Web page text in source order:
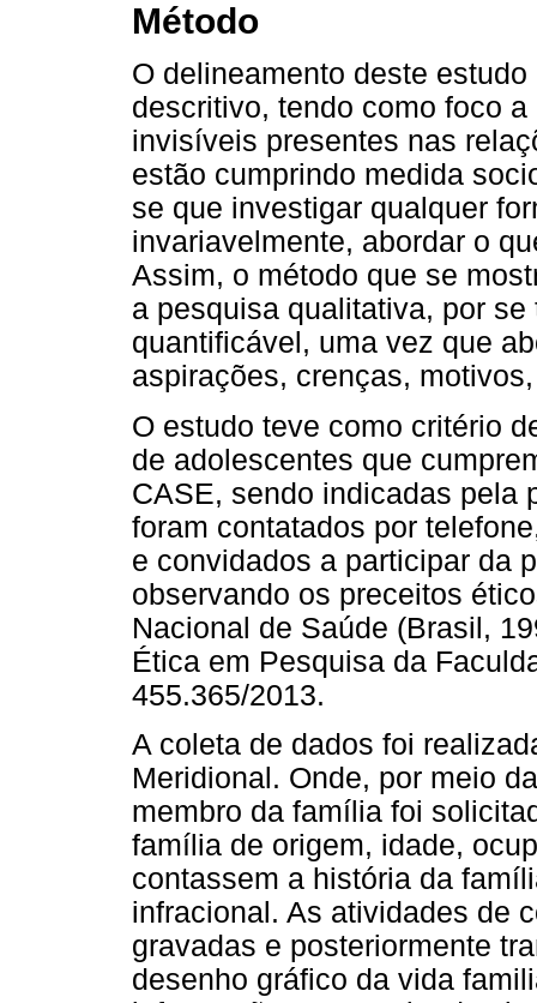
Método
O delineamento deste
descritivo, tendo como foco
invisíveis presentes nas
estão cumprindo medida
se que investigar qualquer
invariavelmente, abordar o
Assim, o método que se
a pesquisa qualitativa, por
quantificável, uma vez que
aspirações, crenças,
O estudo teve como critério
de adolescentes que
CASE, sendo indicadas pela
foram contatados por
e convidados a participar da
observando os preceitos
Nacional de Saúde (Brasil,
Ética em Pesquisa da
455.365/2013.
A coleta de dados foi
Meridional. Onde, por meio
membro da família foi
família de origem, idade,
contassem a história da
infracional. As atividades de
gravadas e posteriormente
desenho gráfico da vida